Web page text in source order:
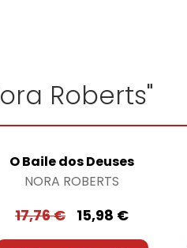
Roberts"
O Baile dos Deuses
NORA ROBERTS
17,76€ 15,98 €